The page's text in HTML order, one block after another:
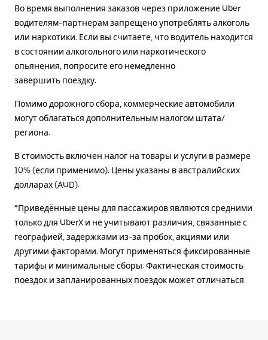
Во время выполнения заказов через приложение Uber
водителям-партнерам запрещено употреблять алкоголь
или наркотики. Если вы считаете, что водитель находится
в состоянии алкогольного или наркотического
опьянения, попросите его немедленно
завершить поездку.
Помимо дорожного сбора, коммерческие автомобили
могут облагаться дополнительным налогом штата/
региона.
В стоимость включен налог на товары и услуги в размере
10% (если применимо). Цены указаны в австралийских
долларах (AUD).
*Приведённые цены для пассажиров являются средними
только для UberX и не учитывают различия, связанные с
географией, задержками из-за пробок, акциями или
другими факторами. Могут применяться фиксированные
тарифы и минимальные сборы. Фактическая стоимость
поездок и запланированных поездок может отличаться.